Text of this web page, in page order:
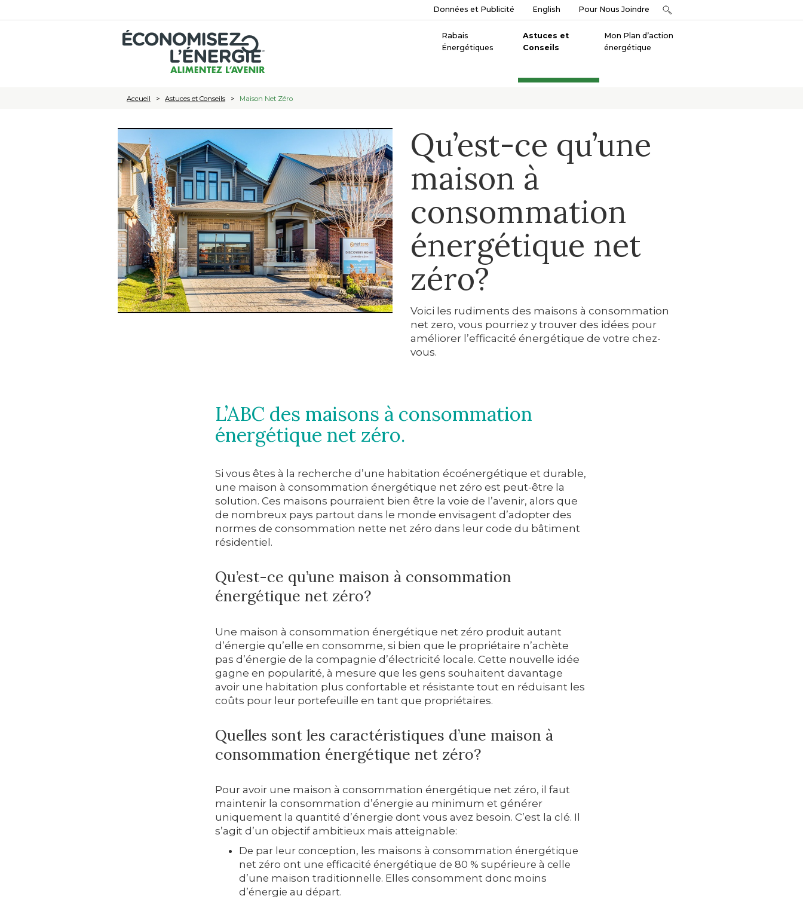
Données et Publicité English Pour Nous Joindre
Rabais
Énergétiques
Astuces et
Conseils
Mon Plan d’action
énergétique
Accueil Astuces et Conseils Maison Net Zéro
Qu’est-ce qu’une
maison à
consommation
énergétique net
zéro?
Voici les rudiments des maisons à consommation
net zero, vous pourriez y trouver des idées pour
améliorer l’efficacité énergétique de votre chez-
vous.
L’ABC des maisons à consommation
énergétique net zéro.
Si vous êtes à la recherche d’une habitation écoénergétique et durable,
une maison à consommation énergétique net zéro est peut-être la
solution. Ces maisons pourraient bien être la voie de l’avenir, alors que
de nombreux pays partout dans le monde envisagent d’adopter des
normes de consommation nette net zéro dans leur code du bâtiment
résidentiel.
Qu’est-ce qu’une maison à consommation
énergétique net zéro?
Une maison à consommation énergétique net zéro produit autant
d’énergie qu’elle en consomme, si bien que le propriétaire n’achète
pas d’énergie de la compagnie d’électricité locale. Cette nouvelle idée
gagne en popularité, à mesure que les gens souhaitent davantage
avoir une habitation plus confortable et résistante tout en réduisant les
coûts pour leur portefeuille en tant que propriétaires.
Quelles sont les caractéristiques d’une maison à
consommation énergétique net zéro?
Pour avoir une maison à consommation énergétique net zéro, il faut
maintenir la consommation d’énergie au minimum et générer
uniquement la quantité d’énergie dont vous avez besoin. C’est la clé. Il
s’agit d’un objectif ambitieux mais atteignable:
De par leur conception, les maisons à consommation énergétique
net zéro ont une efficacité énergétique de 80 % supérieure à celle
d’une maison traditionnelle. Elles consomment donc moins
d’énergie au départ.